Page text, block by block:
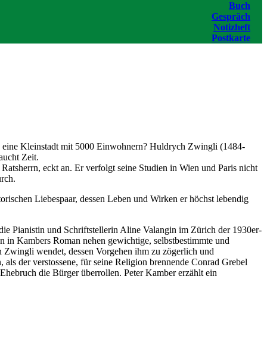
Buch
Gespräch
Notizheft
Postkarte
eine Kleinstadt mit 5000 Einwohnern? Huldrych Zwingli (1484-
Zeit.
eckt an. Er verfolgt seine Studien in Wien und Paris nicht
Liebespaar, dessen Leben und Wirken er höchst lebendig
Pianistin und Schriftstellerin Aline Valangin im Zürich der 1930er-
Kambers Roman nehen gewichtige, selbstbestimmte und
wendet, dessen Vorgehen ihm zu zögerlich und
der verstossene, für seine Religion brennende Conrad Grebel
die Bürger überrollen. Peter Kamber erzählt ein